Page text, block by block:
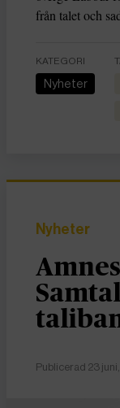
från talet och
KATEGORI
Nyheter
Nyheter
Publicerad 23